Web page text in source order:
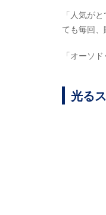
「人気が
ても毎回
「オーソ
光る